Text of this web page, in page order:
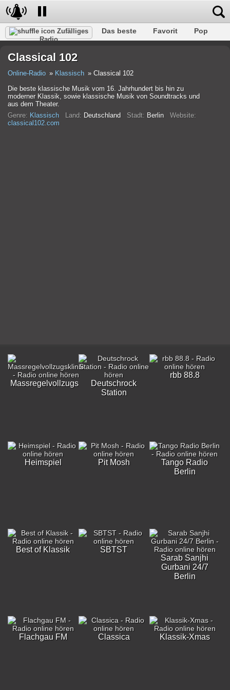
Zufälliges
Radio
Das beste Favorit
Pop
Rap
Trans Falk
Classical 102
Online-Radio Klassisch
Classical 102
Die beste klassische Musik vom 16. Jahrhundert bis hin zu
moderner Klassik, sowie klassische Musik von Soundtracks und
aus dem Theater.
Genre: Klassisch Land: Deutschland Stadt: Berlin Website:
classical102.com
MassregelvollzugsklinikDeutschrock
Station
rbb 88.8
Heimspiel Pit Mosh
Tango Radio
Berlin
Best of Klassik
SBTST
Sarab Sanjhi
Gurbani 24/7
Berlin
Flachgau FM Classica Klassik-Xmas